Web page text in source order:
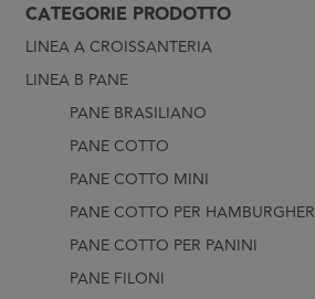
CATEGORIE PRODOTTO
LINEA A CROISSANTERIA
LINEA B PANE
PANE BRASILIANO
PANE COTTO
PANE COTTO MINI
PANE COTTO PER HAMBURGHER
PANE COTTO PER PANINI
PANE FILONI